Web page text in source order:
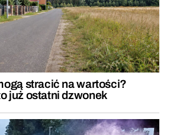
stracić na wartości?
już ostatni dzwonek